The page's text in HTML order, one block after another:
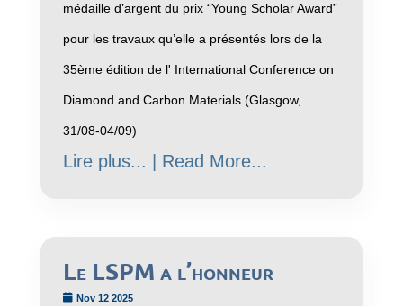
médaille d’argent du prix “Young Scholar Award”
pour les travaux qu’elle a présentés lors de la
35ème édition de l' International Conference on
Diamond and Carbon Materials (Glasgow,
31/08-04/09)
Lire plus... | Read More...
Le LSPM a l’honneur
Nov 12 2025